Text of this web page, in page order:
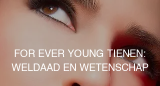
FOR EVER YOUNG TIENEN:
WELDAAD EN WETENSCHAP